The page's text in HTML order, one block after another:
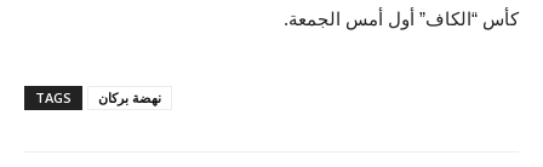
كأس “الكاف” أول أمس الجمعة.
TAGS نهضة بركان